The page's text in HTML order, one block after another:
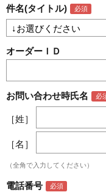
件名(タイトル)
オーダーＩＤ
お問い合わせ時氏名
［姓］
［名］
（全角で入力してください）
電話番号